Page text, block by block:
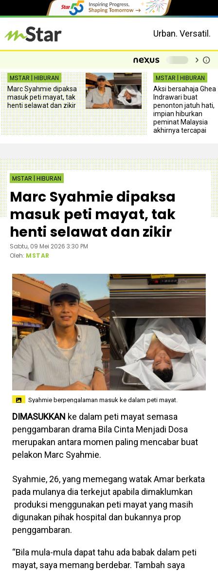
Urban. Versatil.
chevron_right info
MSTAR | HIBURAN
Marc Syahmie dipaksa
masuk peti mayat, tak
henti selawat dan zikir
MSTAR | HIBURAN
Aksi bersahaja Ghea
Indrawari buat
penonton jatuh hati,
impian hiburkan
peminat Malaysia
akhirnya tercapai
MSTAR | HIBURAN
Marc Syahmie dipaksa
masuk peti mayat, tak
henti selawat dan zikir
Sabtu, 09 Mei 2026 3:30 PM
Oleh: MSTAR
Syahmie berpengalaman masuk ke dalam peti mayat.
DIMASUKKAN ke dalam peti mayat semasa
penggambaran drama Bila Cinta Menjadi Dosa
merupakan antara momen paling mencabar buat
pelakon Marc Syahmie.
Syahmie, 26, yang memegang watak Amar berkata
pada mulanya dia terkejut apabila dimaklumkan
produksi menggunakan peti mayat yang masih
digunakan pihak hospital dan bukannya prop
penggambaran.
“Bila mula-mula dapat tahu ada babak dalam peti
mayat, saya memang berdebar. Tambah saya